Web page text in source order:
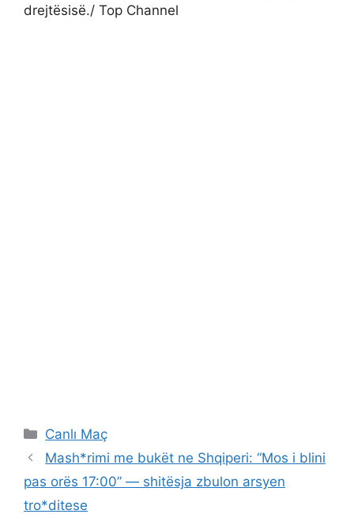
drejtësisë./ Top Channel
Categories
Canlı Maç
Mash*rimi me bukët ne Shqiperi: “Mos i blini
pas orës 17:00” — shitësja zbulon arsyen
tro*ditese